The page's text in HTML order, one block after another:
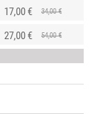
17,00 € 34,00 €
27,00 € 54,00 €